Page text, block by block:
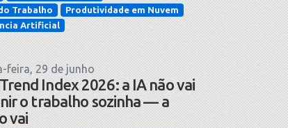
Trabalho
Produtividade em Nuvem
Artificial
feira, 29 de junho
Index 2026: a IA não vai
o trabalho sozinha — a
vai